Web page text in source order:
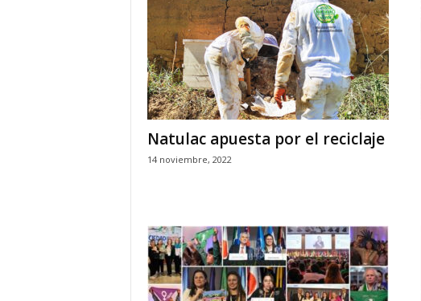
Natulac apuesta por el reciclaje
14 noviembre, 2022